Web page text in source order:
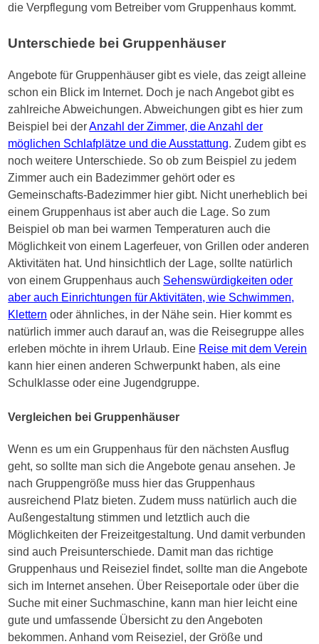
die Verpflegung vom Betreiber vom Gruppenhaus kommt.
Unterschiede bei Gruppenhäuser
Angebote für Gruppenhäuser gibt es viele, das zeigt alleine
schon ein Blick im Internet. Doch je nach Angebot gibt es
zahlreiche Abweichungen. Abweichungen gibt es hier zum
Beispiel bei derAnzahl der Zimmer, die Anzahl der
möglichen Schlafplätze und die Ausstattung. Zudem gibt es
noch weitere Unterschiede. So ob zum Beispiel zu jedem
Zimmer auch ein Badezimmer gehört oder es
Gemeinschafts-Badezimmer hier gibt. Nicht unerheblich bei
einem Gruppenhaus ist aber auch die Lage. So zum
Beispiel ob man bei warmen Temperaturen auch die
Möglichkeit von einem Lagerfeuer, von Grillen oder anderen
Aktivitäten hat. Und hinsichtlich der Lage, sollte natürlich
von einem Gruppenhaus auch Sehenswürdigkeiten oder
aber auch Einrichtungen für Aktivitäten, wie Schwimmen,
Klettern oder ähnliches, in der Nähe sein. Hier kommt es
natürlich immer auch darauf an, was die Reisegruppe alles
erleben möchte in ihrem Urlaub. Eine Reise mit dem Verein
kann hier einen anderen Schwerpunkt haben, als eine
Schulklasse oder eine Jugendgruppe.
Vergleichen bei Gruppenhäuser
Wenn es um ein Gruppenhaus für den nächsten Ausflug
geht, so sollte man sich die Angebote genau ansehen. Je
nach Gruppengröße muss hier das Gruppenhaus
ausreichend Platz bieten. Zudem muss natürlich auch die
Außengestaltung stimmen und letztlich auch die
Möglichkeiten der Freizeitgestaltung. Und damit verbunden
sind auch Preisunterschiede. Damit man das richtige
Gruppenhaus und Reiseziel findet, sollte man die Angebote
sich im Internet ansehen. Über Reiseportale oder über die
Suche mit einer Suchmaschine, kann man hier leicht eine
gute und umfassende Übersicht zu den Angeboten
bekommen. Anhand vom Reiseziel, der Größe und